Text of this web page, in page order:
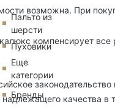
Пальто из
шерсти
Пуховики
Еще
категории
Бренды
возможна. При
компенсирует
качества в